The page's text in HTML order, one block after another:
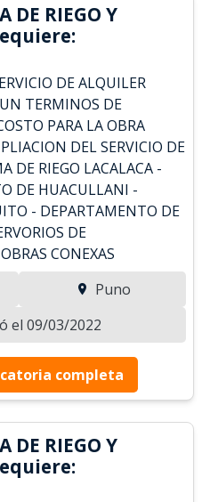
DE RIEGO Y
DE ALQUILER
TERMINOS DE
PARA LA OBRA
DEL SERVICIO DE
DE RIEGO LACALACA -
DE HUACULLANI -
- DEPARTAMENTO DE
DE
CONEXAS
Puno
el 09/03/2022
completa
DE RIEGO Y